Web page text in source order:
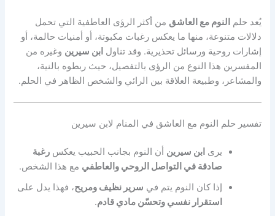
يُعد حلم النوم مع العاشق من أكثر الرؤى العاطفية التي تحمل
دلالات متنوعة، منها ما يعكس رغبات مكبوتة، أو أمنيات حالمة، أو
إشارات روحية ورسائل تحذيرية. وقد تناول ابن سيرين وغيره من
المفسرين هذا النوع من الرؤى بالتفصيل، حيث ربطوه بالنية،
والمشاعر، وطبيعة العلاقة بين الرائي والشخص الظاهر في الحلم.
تفسير حلم النوم مع العاشق في المنام لابن سيرين
يرى ابن سيرين أن النوم بجانب الحبيب يعكسرغبة
صادقة في التواصل الروحي والعاطفي مع هذا الشخص.
إذا كان النوم يتم في سرير نظيف ومريح، فهذا يدل على
استقرار نفسي وتحسّن مادي قادم.